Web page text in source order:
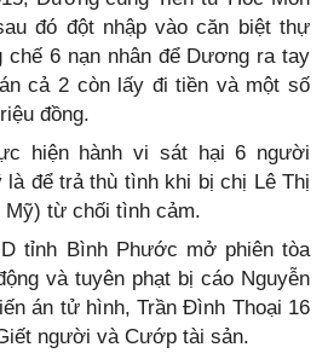
đó đột nhập vào căn biệt thự
chế 6 nạn nhân để Dương ra tay
cả 2 còn lấy đi tiền và một số
đồng.
hiện hành vi sát hại 6 người
là để trả thù tình khi bị chị Lê Thị
Mỹ) từ chối tình cảm.
tỉnh Bình Phước mở phiên tòa
và tuyên phạt bị cáo Nguyễn
án tử hình, Trần Đình Thoại 16
người và Cướp tài sản.